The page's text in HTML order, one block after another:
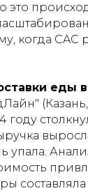
это
когда CAC
еды
году
упала.